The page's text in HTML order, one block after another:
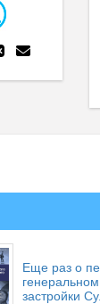
Еще раз о
застройки